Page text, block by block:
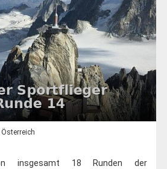
insgesamt 18 Runden der